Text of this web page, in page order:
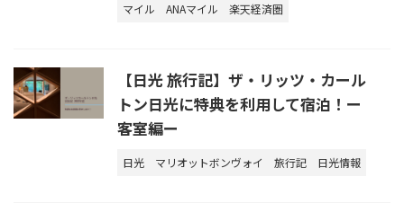
マイル ANAマイル 楽天経済圏
【日光 旅行記】ザ・リッツ・カール
トン日光に特典を利用して宿泊！ー
客室編ー
日光 マリオットボンヴォイ 旅行記 日光情報